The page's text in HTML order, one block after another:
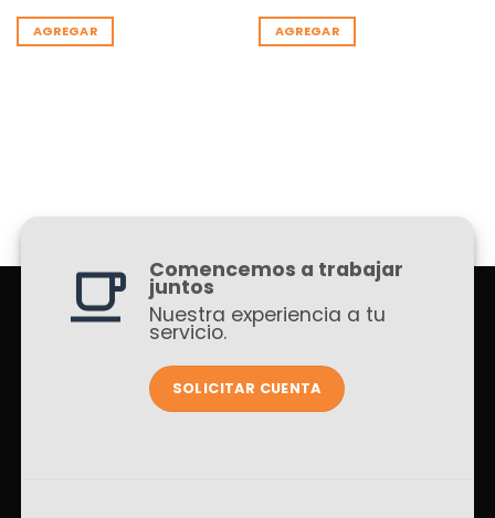
AGREGAR AGREGAR
Comencemos a trabajar
juntos
Nuestra experiencia a tu
servicio.
SOLICITAR CUENTA